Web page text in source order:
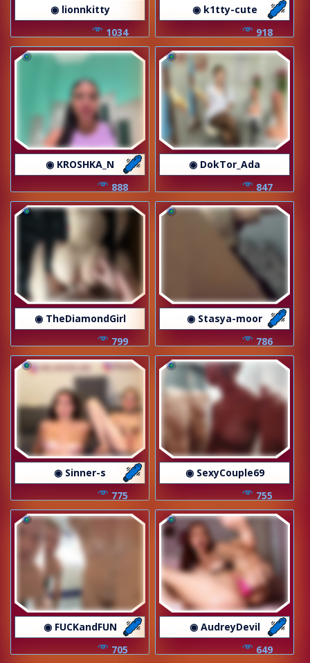
◉ lionnkitty
1034
◉ k1tty-cute
918
◉ KROSHKA_N
888
◉ DokTor_Ada
847
◉ TheDiamondGirl
799
◉ Stasya-moor
786
◉ Sinner-s
775
◉ SexyCouple69
755
◉ FUCKandFUN
705
◉ AudreyDevil
649